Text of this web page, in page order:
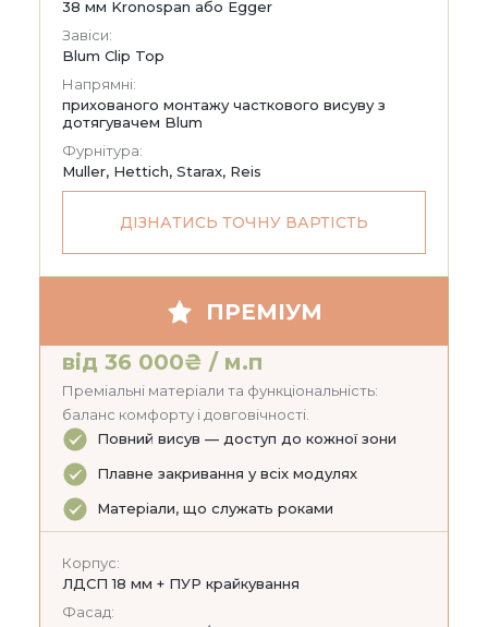
38 мм Kronospan або Egger
Завіси:
Blum Clip Top
Напрямні:
прихованого монтажу часткового висуву з
дотягувачем Blum
Фурнітура:
Muller, Hettich, Starax, Reis
ДІЗНАТИСЬ ТОЧНУ ВАРТІСТЬ
ПРЕМІУМ
від 36 000₴ / м.п
Преміальні матеріали та функціональність:
баланс комфорту і довговічності.
Повний висув — доступ до кожної зони
Плавне закривання у всіх модулях
Матеріали, що служать роками
Корпус:
ЛДСП 18 мм + ПУР крайкування
Фасад: